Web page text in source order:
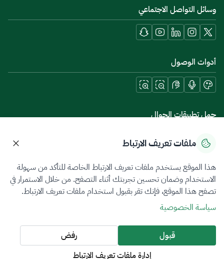
وسائل التواصل الاجتماعي
أدوات الوصول
حمل تطبيقات الجوال
سياسة الخصوصيةشروط الاستخدامخريطة الموقع
جميع الحقوق محفوظة 2026 © ZATCA.GOV.SA
تم تطويره وصيانته بواسطة هيئة الزكاة والضريبة والجمارك
آخر تحديث للموقع في
ملفات تعريف الارتباط
هذا الموقع يستخدم ملفات تعريف الارتباط الخاصة للتأكد من سهولة
الاستخدام وضمان تحسين تجربتك أثناء التصفح. من خلال الاستمرار في
تصفح هذا الموقع، فإنك تقر بقبول استخدام ملفات تعريف الارتباط.
سياسة الخصوصية
قبول
رفض
إدارة ملفات تعريف الارتباط